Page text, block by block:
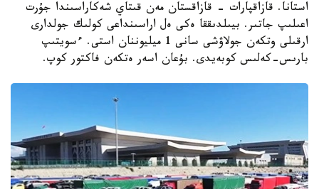
استانا. قازاقپارات - قازاقستان مەن قىتاي شەكاراسىندا جۇرت
اعىلىپ جاتىر. بيىلدىققا ەكى ەل اراسىنداعى كولىك جولدارى
ارقىلى وتكەن جولاۋشى سانى 1 ميليوننان استى. ءسويتىپ
بارىس-كەلىس كوبەيدى. بۇعان اسەر ەتكەن فاكتور كوپ.